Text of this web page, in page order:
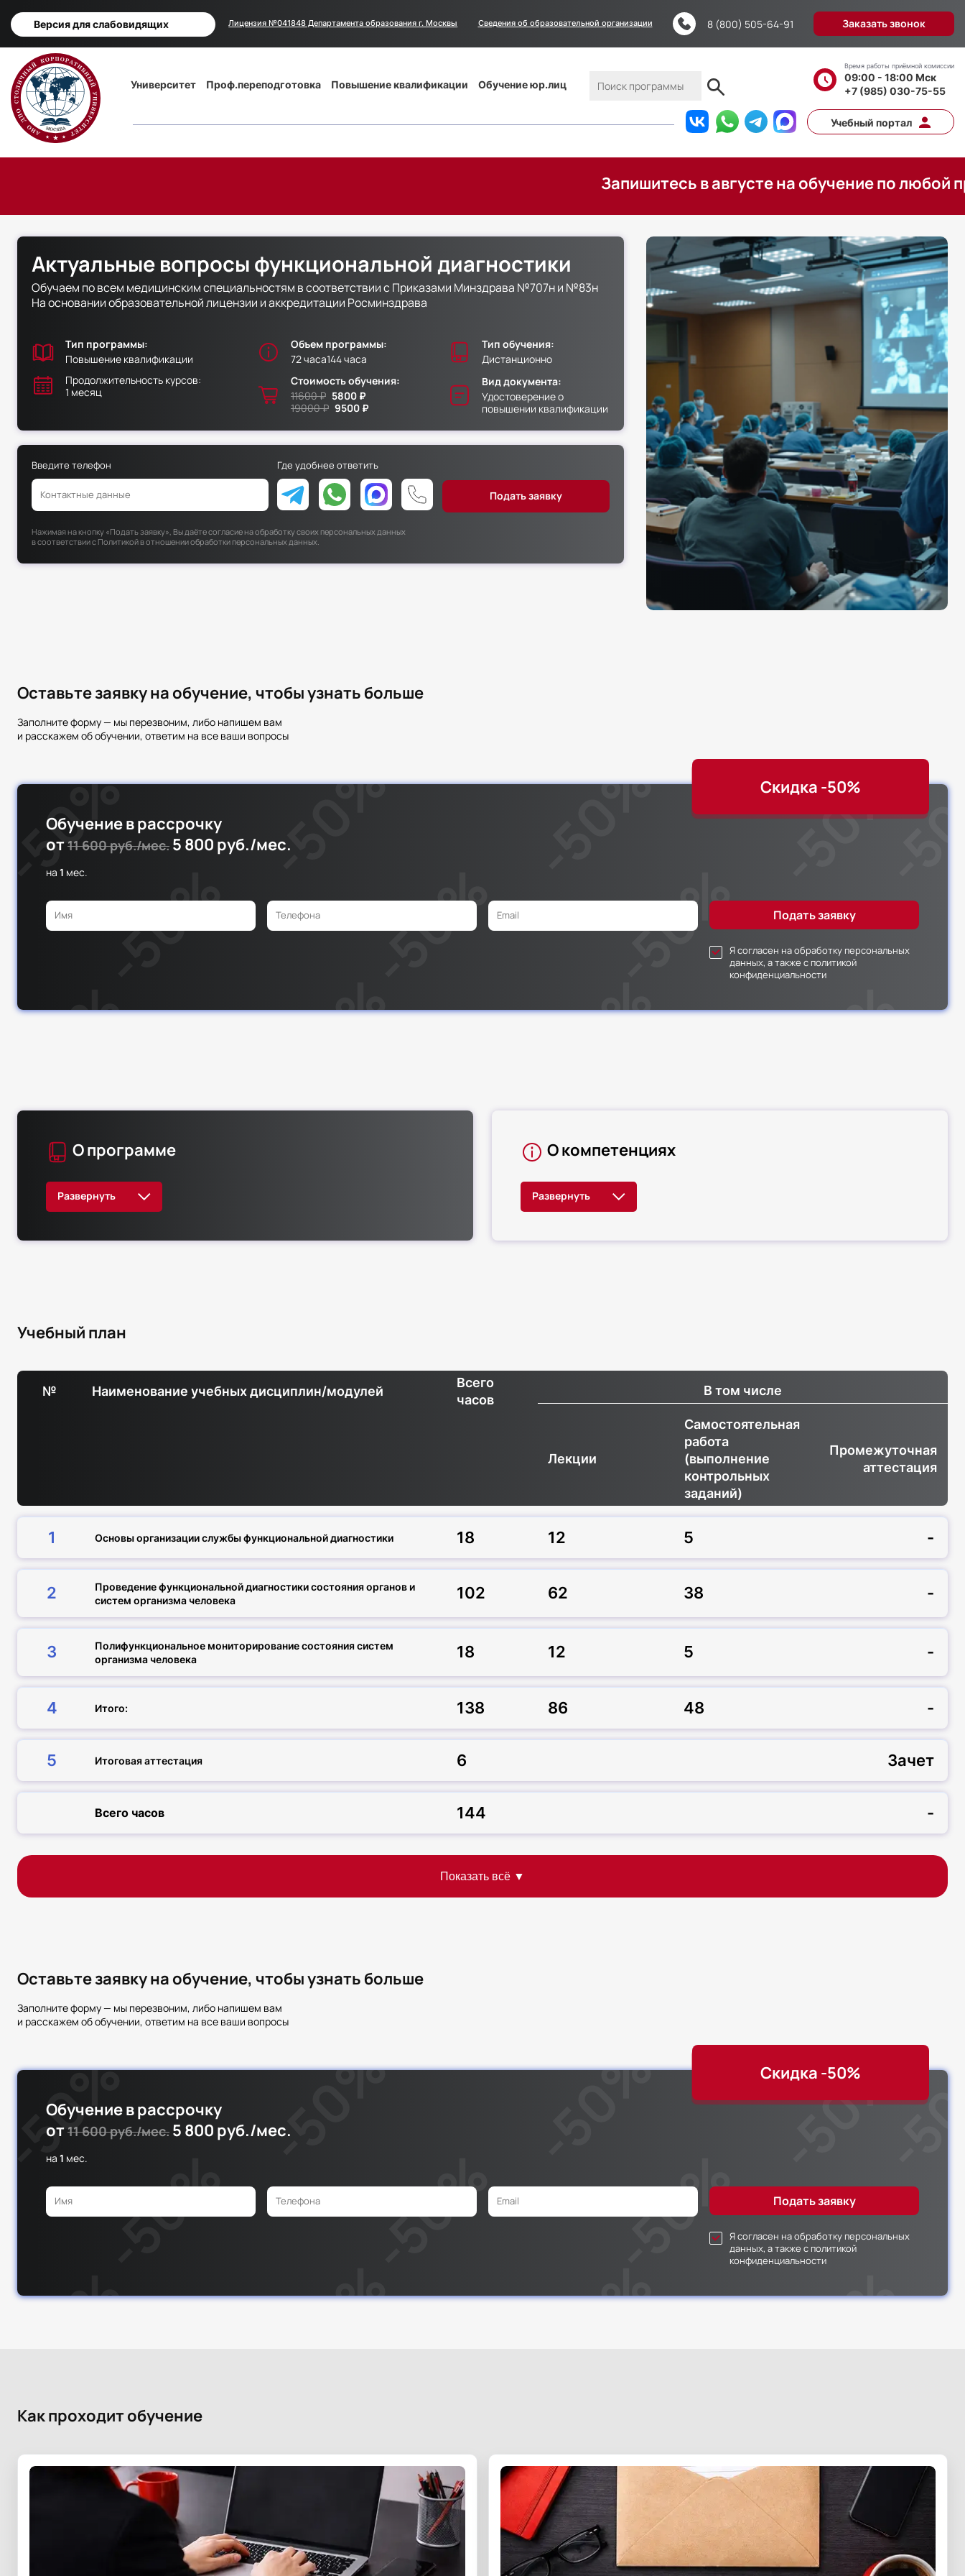
Версия для слабовидящих Лицензия №041848 Департамента образования г. Москвы
Сведения
Сведения об образовательной организации 8 (800) 505-64-91 Заказать звонок
Основная
навигация
Университет Проф.переподготовка Повышение квалификации Обучение юр.лиц
Время работы приёмной комиссии
09:00 - 18:00 Мск
+7 (985) 030-75-55
Учебный портал
Запишитесь в августе на обучение по любой
Актуальные вопросы функциональной диагностики
Обучаем по всем медицинским специальностям в соответствии с Приказами Минздрава №707н и №83н
На основании образовательной лицензии и аккредитации Росминздрава
Тип программы:
Повышение квалификации
Продолжительность курсов:
1 месяц
Объем программы:
72 часа144 часа
Стоимость обучения:
11600 ₽ 5800 ₽
19000 ₽ 9500 ₽
Тип обучения:
Дистанционно
Вид документа:
Удостоверение о
повышении квалификации
Введите телефон Где удобнее ответить
Нажимая на кнопку «Подать заявку», Вы даёте согласие на обработку своих персональных данных
в соответствии сПолитикой в отношении обработки персональных данных
Оставьте заявку на обучение, чтобы узнать больше
Заполните форму — мы перезвоним, либо напишем вам
и расскажем об обучении, ответим на все ваши вопросы
Скидка -50%
Обучение в рассрочку
от11 600 руб./мес. 5 800 руб./мес.
на 1 мес.
Я согласен на обработку персональных
данных, а также с политикой
конфиденциальности
О программе О компетенциях
Учебный план
№ Наименование учебных дисциплин/модулей
Всего
часов
В том числе
Лекции
Самостоятельная
работа
(выполнение
контрольных
заданий)
Промежуточная
аттестация
1 Основы организации службы функциональной диагностики 18 12 5 -
2
Проведение функциональной диагностики состояния органов и
систем организма человека
102 62 38 -
3
Полифункциональное мониторирование состояния систем
организма человека
18 12 5 -
4 Итого: 138 86 48 -
5 Итоговая аттестация 6 Зачет
Всего часов 144 -
Оставьте заявку на обучение, чтобы узнать больше
Заполните форму — мы перезвоним, либо напишем вам
и расскажем об обучении, ответим на все ваши вопросы
Скидка -50%
Обучение в рассрочку
от11 600 руб./мес. 5 800 руб./мес.
на 1 мес.
Я согласен на обработку персональных
данных, а также с политикой
конфиденциальности
Как проходит обучение